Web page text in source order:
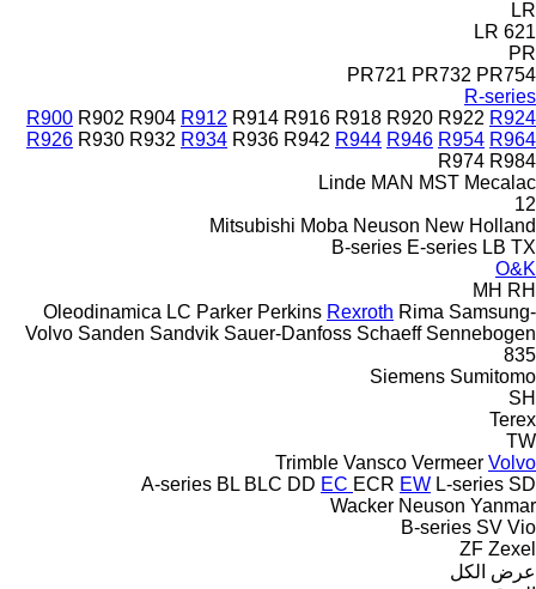
LR
LR 621
PR
PR721 PR732 PR754
R-series
R900 R902 R904 R912 R914 R916 R918 R920 R922 R924
R926 R930 R932 R934 R936 R942 R944 R946 R954 R964
R974 R984
Linde MAN MST Mecalac
12
Mitsubishi Moba Neuson New Holland
B-series E-series LB TX
O&K
MH RH
Oleodinamica LC Parker Perkins Rexroth Rima Samsung-
Volvo Sanden Sandvik Sauer-Danfoss Schaeff Sennebogen
835
Siemens Sumitomo
SH
Terex
TW
Trimble Vansco Vermeer Volvo
A-series BL BLC DD EC ECR EW L-series SD
Wacker Neuson Yanmar
B-series SV Vio
ZF Zexel
عرض الكل